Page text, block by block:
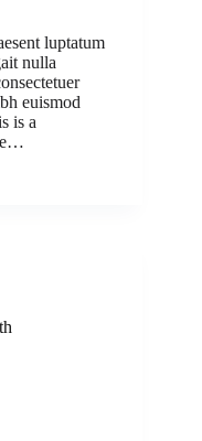
luptatum
nulla
euismod
is a